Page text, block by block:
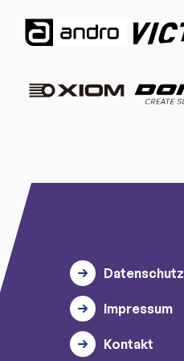
Datenschutz
Impressum
Kontakt